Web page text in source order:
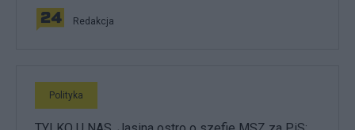
Redakcja
Polityka